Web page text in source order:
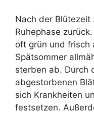
Nach der Blütezeit
Ruhephase
oft grün und frisch
Spätsommer
sterben ab. Durch
abgestorbenen
sich Krankheiten
festsetzen.